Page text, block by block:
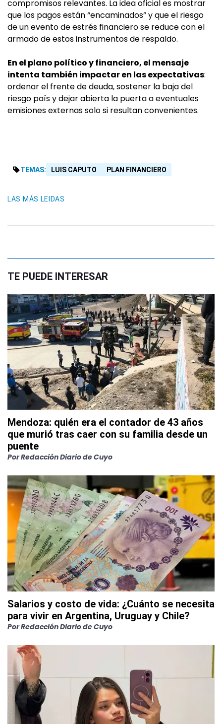
compromisos relevantes. La idea oficial es mostrar
que los pagos están “encaminados” y que el riesgo
de un evento de estrés financiero se reduce con el
armado de estos instrumentos de respaldo.
En el plano político y financiero, el mensaje
intenta también impactar en las expectativas:
ordenar el frente de deuda, sostener la baja del
riesgo país y dejar abierta la puerta a eventuales
emisiones externas solo si resultan convenientes.
TEMAS: LUIS CAPUTO PLAN FINANCIERO
LAS MÁS LEIDAS
TE PUEDE INTERESAR
Mendoza: quién era el contador de 43 años
que murió tras caer con su familia desde un
puente
PorRedacción Diario de Cuyo
Salarios y costo de vida: ¿Cuánto se necesita
para vivir en Argentina, Uruguay y Chile?
PorRedacción Diario de Cuyo